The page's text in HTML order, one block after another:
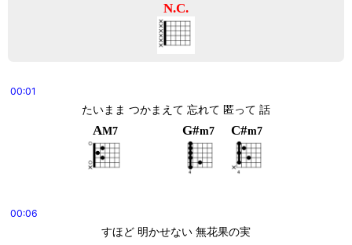
N.C.
00:01
たいまま つかまえて 忘れて 匿って 話
AM7 G#m7 C#m7
00:06
すほど 明かせない 無花果の実